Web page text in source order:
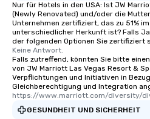
Nur für Hotels in den USA: Ist JW
(Newly Renovated) und/oder die
Unternehmen zertifiziert, das zu 51%
unterschiedlicher Herkunft ist? Falls
der folgenden Optionen Sie zertifiziert
Keine Antwort.
Falls zutreffend, könnten Sie bitte
von JW Marriott Las Vegas Resort &
Verpflichtungen und Initiativen in
Gleichberechtigung und Integration
https://www.marriott.com/diversity/
GESUNDHEIT UND SICHERHEIT